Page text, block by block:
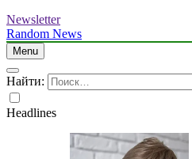
Newsletter
Random News
Menu
Найти:
Headlines